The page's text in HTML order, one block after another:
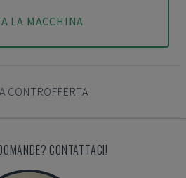
LA MACCHINA
CONTROFFERTA
CONTATTACI!